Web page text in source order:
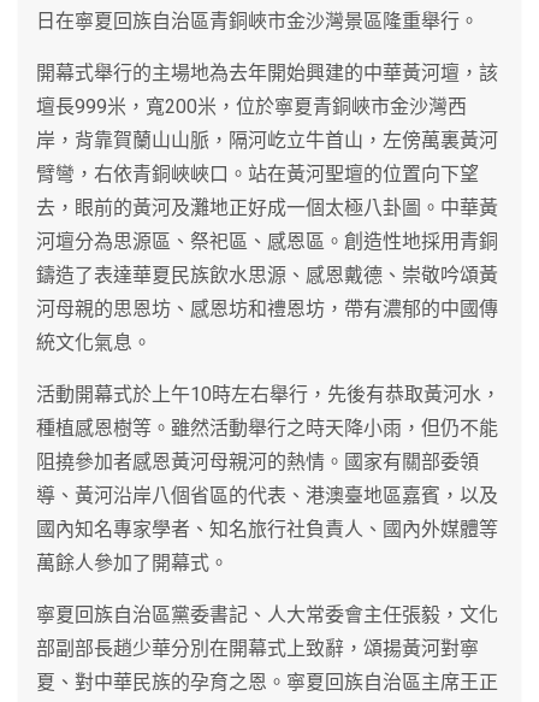
日在寧夏回族自治區青銅峽市金沙灣景區隆重舉行。
開幕式舉行的主場地為去年開始興建的中華黃河壇，該
壇長999米，寬200米，位於寧夏青銅峽市金沙灣西
岸，背靠賀蘭山山脈，隔河屹立牛首山，左傍萬裏黃河
臂彎，右依青銅峽峽口。站在黃河聖壇的位置向下望
去，眼前的黃河及灘地正好成一個太極八卦圖。中華黃
河壇分為思源區、祭祀區、感恩區。創造性地採用青銅
鑄造了表達華夏民族飲水思源、感恩戴德、崇敬吟頌黃
河母親的思恩坊、感恩坊和禮恩坊，帶有濃郁的中國傳
統文化氣息。
活動開幕式於上午10時左右舉行，先後有恭取黃河水，
種植感恩樹等。雖然活動舉行之時天降小雨，但仍不能
阻撓參加者感恩黃河母親河的熱情。國家有關部委領
導、黃河沿岸八個省區的代表、港澳臺地區嘉賓，以及
國內知名專家學者、知名旅行社負責人、國內外媒體等
萬餘人參加了開幕式。
寧夏回族自治區黨委書記、人大常委會主任張毅，文化
部副部長趙少華分別在開幕式上致辭，頌揚黃河對寧
夏、對中華民族的孕育之恩。寧夏回族自治區主席王正